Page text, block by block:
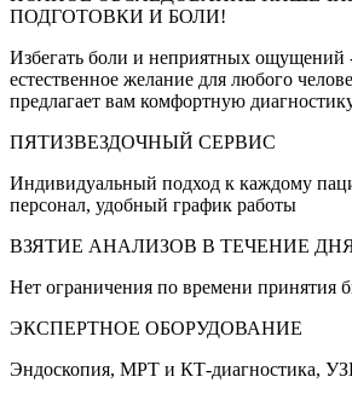
ПОДГОТОВКИ И БОЛИ!
Избегать боли и неприятных ощущений
естественное желание для любого
предлагает вам комфортную
ПЯТИЗВЕЗДОЧНЫЙ СЕРВИС
Индивидуальный подход к каждому
персонал, удобный график работы
ВЗЯТИЕ АНАЛИЗОВ В ТЕЧЕНИЕ
Нет ограничения по времени принятия
ЭКСПЕРТНОЕ ОБОРУДОВАНИЕ
Эндоскопия, МРТ и КТ-диагностика,